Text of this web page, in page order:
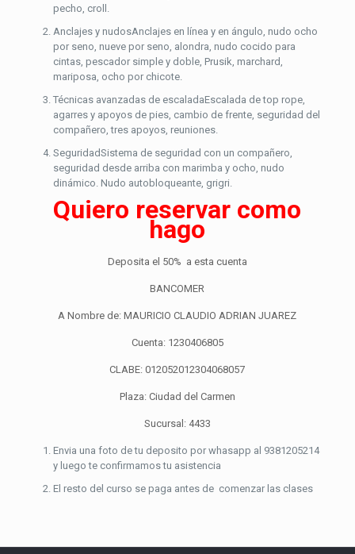
pecho, croll.
Anclajes y nudosAnclajes en línea y en ángulo, nudo ocho
por seno, nueve por seno, alondra, nudo cocido para
cintas, pescador simple y doble, Prusik, marchard,
mariposa, ocho por chicote.
Técnicas avanzadas de escaladaEscalada de top rope,
agarres y apoyos de pies, cambio de frente, seguridad del
compañero, tres apoyos, reuniones.
SeguridadSistema de seguridad con un compañero,
seguridad desde arriba con marimba y ocho, nudo
dinámico. Nudo autobloqueante, grigri.
Quiero reservar como
hago
Deposita el 50% a esta cuenta
BANCOMER
A Nombre de: MAURICIO CLAUDIO ADRIAN JUAREZ
Cuenta: 1230406805
CLABE: 012052012304068057
Plaza: Ciudad del Carmen
Sucursal: 4433
Envia una foto de tu deposito por whasapp al 9381205214
y luego te confirmamos tu asistencia
El resto del curso se paga antes de comenzar las clases